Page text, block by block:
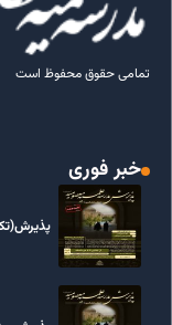
تمامی حقوق محفوظ است
خبر فوری